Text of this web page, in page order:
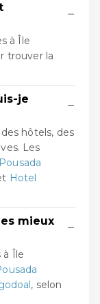
−
à Île
trouver la
je
−
hôtels, des
Les
Pousada
Hotel
mieux
−
à Île
, selon